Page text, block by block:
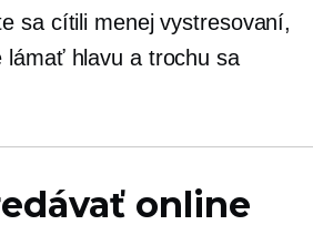
sa cítili menej vystresovaní,
lámať hlavu a trochu sa
online